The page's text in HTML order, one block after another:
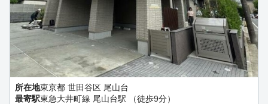
所在地東京都 世田谷区 尾山台
最寄駅東急大井町線 尾山台駅 （徒歩9分）